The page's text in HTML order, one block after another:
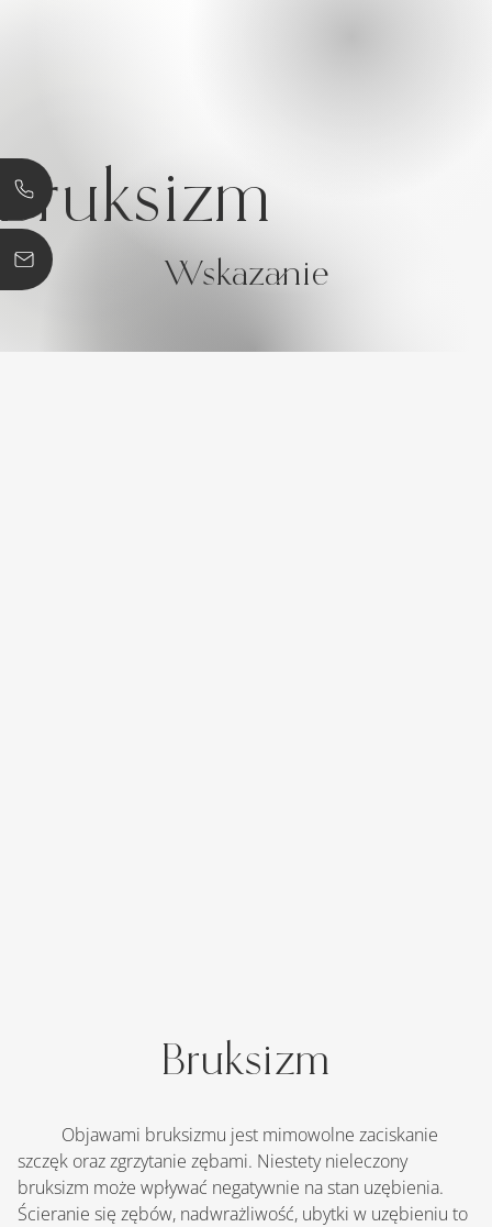
Bruksizm
szczęk oraz zgrzytanie zębami. Niestety nieleczony
bruksizm może wpływać negatywnie na stan uzębienia.
Ścieranie się zębów, nadwrażliwość, ubytki w uzębieniu to
Bruksizm
Wskazanie